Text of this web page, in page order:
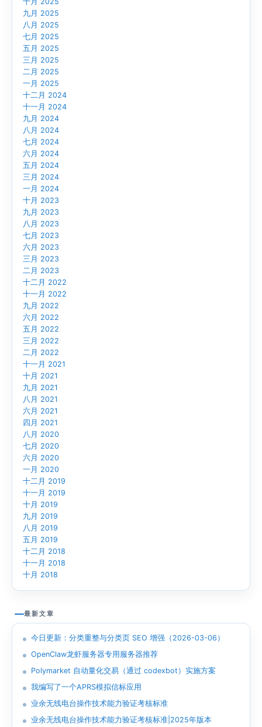
九月 2025
八月 2025
七月 2025
五月 2025
三月 2025
二月 2025
一月 2025
十二月 2024
十一月 2024
九月 2024
八月 2024
七月 2024
六月 2024
五月 2024
三月 2024
一月 2024
十月 2023
九月 2023
八月 2023
七月 2023
六月 2023
三月 2023
二月 2023
十二月 2022
十一月 2022
九月 2022
六月 2022
五月 2022
三月 2022
二月 2022
十一月 2021
十月 2021
九月 2021
八月 2021
六月 2021
四月 2021
八月 2020
七月 2020
六月 2020
一月 2020
十二月 2019
十一月 2019
十月 2019
九月 2019
八月 2019
五月 2019
十二月 2018
十一月 2018
十月 2018
最新文章
今日更新：分类重整与分类页 SEO 增强（2026-03-06）
OpenClaw龙虾服务器专用服务器推荐
Polymarket 自动量化交易（通过 codexbot）实施方案
我编写了一个APRS模拟信标应用
业余无线电台操作技术能力验证考核标准
业余无线电台操作技术能力验证考核标准|2025年版本